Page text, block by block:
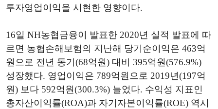
투자영업이익을 시현한 영향이다.
16일 NH농협금융이 발표한 2020년 실적 발표에 따
르면 농협손해보험의 지난해 당기순이익은 463억
원으로 전년 동기(68억원) 대비 395억원(576.9%)
성장했다. 영업이익은 789억원으로 2019년(197억
원) 보다 592억원(300.3%) 늘었다. 수익성 지표인
총자산이익률(ROA)과 자기자본이익률(ROE) 역시